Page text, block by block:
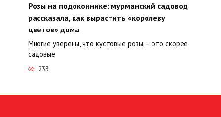
Розы на подоконнике: мурманский садовод
рассказала, как вырастить «королеву
цветов» дома
Многие уверены, что кустовые розы — это скорее
садовые
233